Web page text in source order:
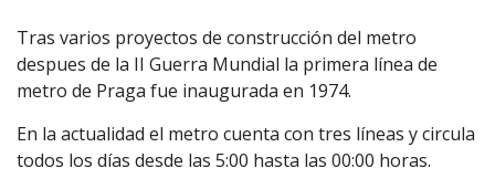
Tras varios proyectos de construcción del metro
despues de la II Guerra Mundial la primera línea de
metro de Praga fue inaugurada en 1974.
En la actualidad el metro cuenta con tres líneas y circula
todos los días desde las 5:00 hasta las 00:00 horas.